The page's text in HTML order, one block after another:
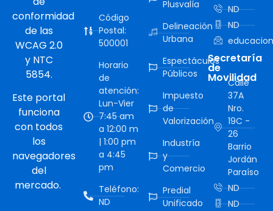
conformidad
de las
WCAG 2.0
y NTC
5854.
Este portal
funciona
con todos
los
navegadores
del
mercado.
Código
Postal:
500001
Horario
de
atención:
Lun-Vier
7:45 am
a 12:00 m
| 1:00 pm
a 4:45
pm
Teléfono:
ND
Plusvalía
Delineación
Urbana
Espectáculos
Públicos
Impuesto
de
Valorización
Industría
y
Comercio
Predial
Unificado
ND
ND
Secretaría
de
Movilidad
Calle
37A
Nro.
19C -
26
Barrio
Jordán
Paraíso
ND
ND